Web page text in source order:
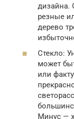
дизайна.
резные
дерево
Стекло:
может
или
Минус —